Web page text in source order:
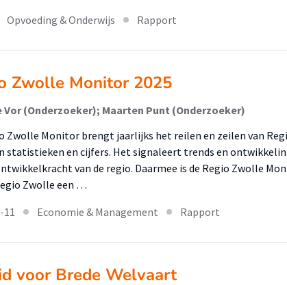
Opvoeding & Onderwijs Rapport
Zwolle Monitor 2025
Vor (Onderzoeker); Maarten Punt (Onderzoeker)
Zwolle Monitor brengt jaarlijks het reilen en zeilen van
statistieken en cijfers. Het signaleert trends en
van de regio. Daarmee is de Regio Zwolle
Zwolle een …
11
Economie & Management Rapport
voor Brede Welvaart